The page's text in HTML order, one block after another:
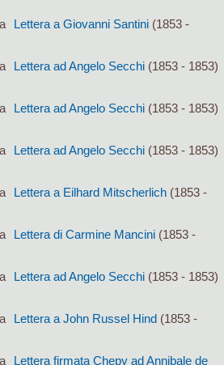
Lettera a Giovanni Santini (1853 -
Lettera ad Angelo Secchi (1853 - 1853)
Lettera ad Angelo Secchi (1853 - 1853)
Lettera ad Angelo Secchi (1853 - 1853)
Lettera a Eilhard Mitscherlich (1853 -
Lettera di Carmine Mancini (1853 -
Lettera ad Angelo Secchi (1853 - 1853)
Lettera a John Russel Hind (1853 -
Lettera firmata Chepy ad Annibale de